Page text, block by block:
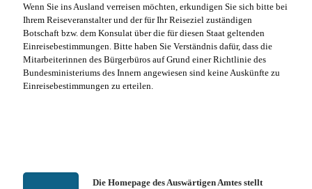
Wenn Sie ins Ausland verreisen möchten, erkundigen Sie sich bitte bei
Ihrem Reiseveranstalter und der für Ihr Reiseziel zuständigen
Botschaft bzw. dem Konsulat über die für diesen Staat geltenden
Einreisebestimmungen. Bitte haben Sie Verständnis dafür, dass die
Mitarbeiterinnen des Bürgerbüros auf Grund einer Richtlinie des
Bundesministeriums des Innern angewiesen sind keine Auskünfte zu
Einreisebestimmungen zu erteilen.
Die Homepage des Auswärtigen Amtes stellt